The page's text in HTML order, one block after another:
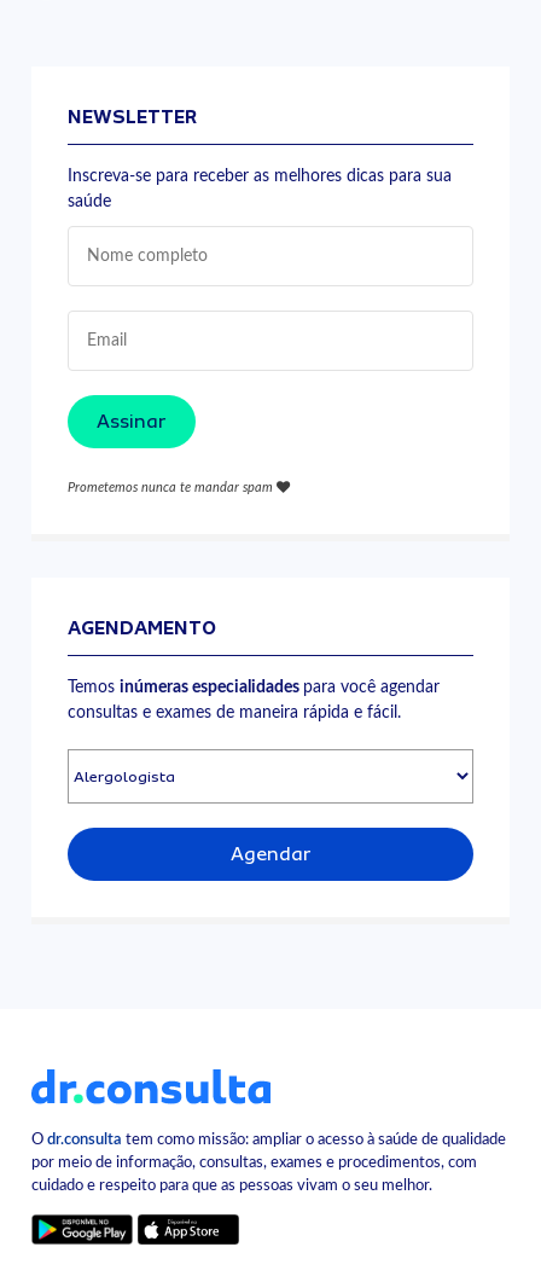
NEWSLETTER
Inscreva-se para receber as melhores dicas para sua
saúde
Assinar
Prometemos nunca te mandar spam
AGENDAMENTO
Temosinúmeras especialidades para você agendar
consultas e exames de maneira rápida e fácil.
Agendar
Odr.consulta tem como missão: ampliar o acesso à saúde de qualidade
por meio de informação, consultas, exames e procedimentos, com
cuidado e respeito para que as pessoas vivam o seu melhor.